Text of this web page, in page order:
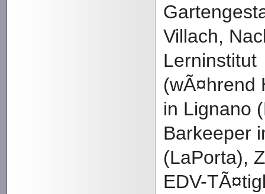
Villach,
Lerninstitut
(wÃ¤hrend
in Lignano
Barkeeper
(LaPorta),
EDV-